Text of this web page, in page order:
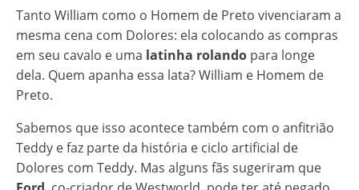
Tanto William como o Homem de Preto vivenciaram a
mesma cena com Dolores: ela colocando as compras
em seu cavalo e uma latinha rolando para longe
dela. Quem apanha essa lata? William e Homem de
Preto.
Sabemos que isso acontece também com o anfitrião
Teddy e faz parte da história e ciclo artificial de
Dolores com Teddy. Mas alguns fãs sugeriram que